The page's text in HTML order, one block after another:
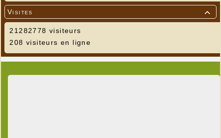

Visites
21282778 visiteurs
208 visiteurs en ligne